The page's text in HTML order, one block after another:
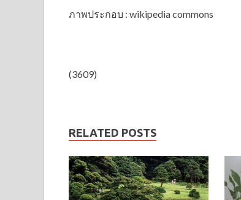
ภาพประกอบ : wikipedia commons
(3609)
RELATED POSTS